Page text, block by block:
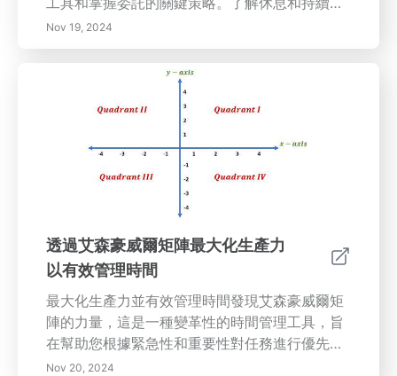
習如何促進個人成長和提高效率。透過可行的洞
見，轉變您對工作和生活的 approach！ 內容概
述：在本綜合指南中，我們探討了設定明確目標
和優先事項對個人和職業發展的關鍵重要性。了
解如何通過明確的目標提供動力和責任，並學習
如何使用艾森豪威爾矩陣等工具有效優先配置這
些目標。 發現增強效率、簡化協作和減少壓力的
必要生產力工具，在快節奏的環境中，從任務管
理應用程序到時間跟踪軟件，找到適合您需求的
最佳工具，並了解如何將它們融入您的日常生
活。 揭開有效委託的秘密，這是領導者優化團隊
動態和提高時間管理的重要技能。了解常見陷阱
並學習成功委託的策略，使您的團隊更具權能，
同時提高整體生產力。 探索在日常工作中休息和
融入休閒以改善心理和身體健康的重要性。發現
如何創造一個有利於休息的環境，增強放鬆和恢
復。 最後，接受持續學習和適應作為個人成長的
Nov 19, 2024
透過艾森豪威爾矩陣最大化生產力
以有效管理時間
最大化生產力並有效管理時間發現艾森豪威爾矩
陣的力量，這是一種變革性的時間管理工具，旨
在幫助您根據緊急性和重要性對任務進行優先排
序。該矩陣由前美國總統德懷特·D·艾森豪威爾開
Nov 20, 2024